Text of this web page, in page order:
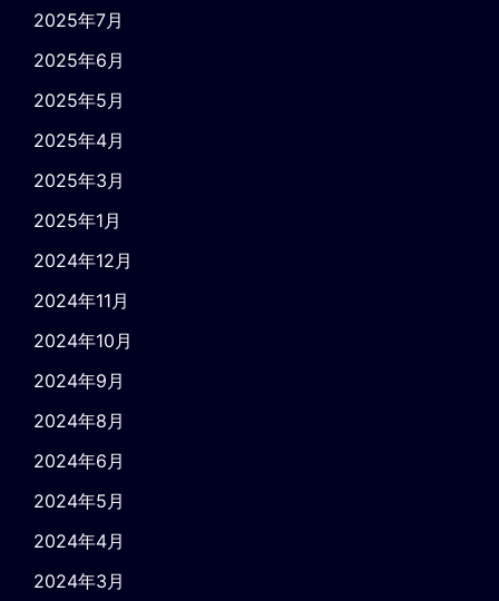
2025年7月
2025年6月
2025年5月
2025年4月
2025年3月
2025年1月
2024年12月
2024年11月
2024年10月
2024年9月
2024年8月
2024年6月
2024年5月
2024年4月
2024年3月